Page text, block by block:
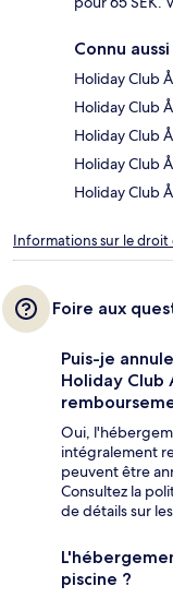
Connu
Holiday Club
Holiday Club
Holiday Club
Holiday Club
Holiday Club
Informations sur le
Foire aux
Puis-je
Holiday Club
Oui,
intégralement
peuvent être
Consultez la
de détails sur
piscine ?